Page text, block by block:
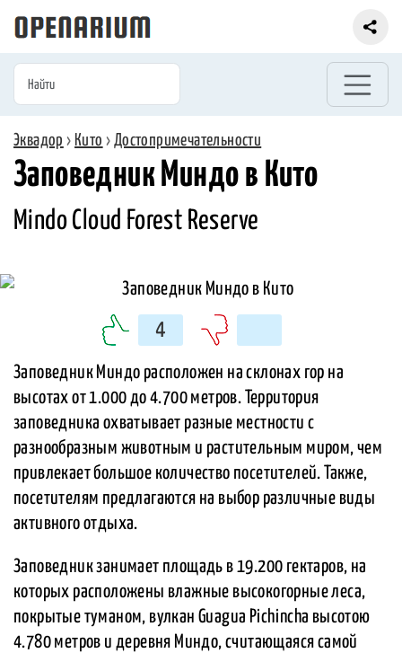
Эквадор › Кито › Достопримечательности
Заповедник Миндо в Кито
Mindo Cloud Forest Reserve
4
Заповедник Миндо расположен на склонах гор на
высотах от 1.000 до 4.700 метров. Территория
заповедника охватывает разные местности с
разнообразным животным и растительным миром, чем
привлекает большое количество посетителей. Также,
посетителям предлагаются на выбор различные виды
активного отдыха.
Заповедник занимает площадь в 19.200 гектаров, на
которых расположены влажные высокогорные леса,
покрытые туманом, вулкан Guagua Pichincha высотою
4.780 метров и деревня Миндо, считающаяся самой